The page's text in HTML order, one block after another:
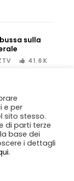
per creare
vola dal
con lo
ma
sulla
41.6K
Milano - P.IVA
e per
sito stesso.
di parti terze
base dei
i dettagli
.